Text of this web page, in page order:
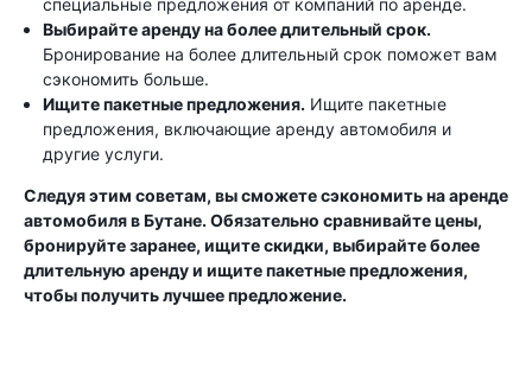
специальные предложения от компаний по аренде.
Выбирайте аренду на более длительный срок.
Бронирование на более длительный срок поможет вам
сэкономить больше.
Ищите пакетные предложения. Ищите пакетные
предложения, включающие аренду автомобиля и
другие услуги.
Следуя этим советам, вы сможете сэкономить на аренде
автомобиля в Бутане. Обязательно сравнивайте цены,
бронируйте заранее, ищите скидки, выбирайте более
длительную аренду и ищите пакетные предложения,
чтобы получить лучшее предложение.